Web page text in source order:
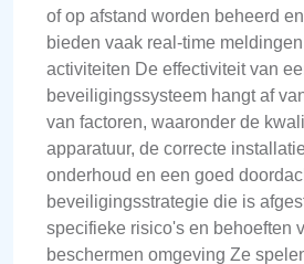
of op afstand worden beheerd
bieden vaak real-time
activiteiten De effectiviteit van
beveiligingssysteem hangt af
van factoren, waaronder de
apparatuur, de correcte
onderhoud en een goed
beveiligingsstrategie die is
specifieke risico's en behoeften
beschermen omgeving Ze